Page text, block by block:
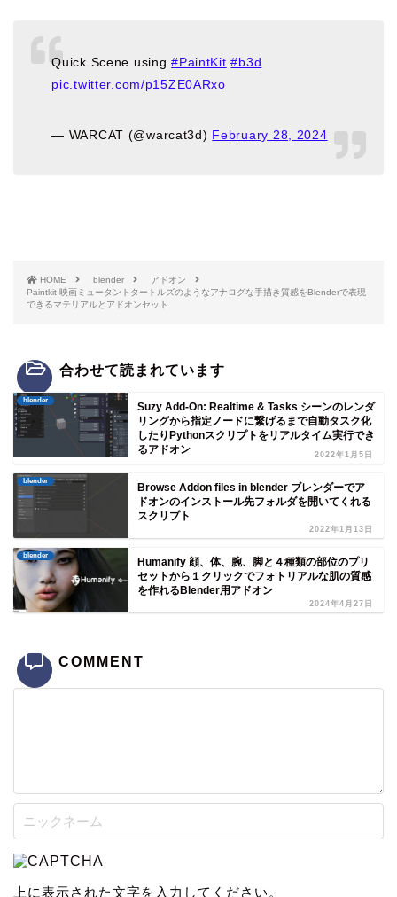
Quick Scene using#PaintKit #b3d
pic.twitter.com/p15ZE0ARxo
— WARCAT (@warcat3d) February 28, 2024
HOME blender
アドオン
Paintkit 映画ミュータントタートルズのようなアナログな手描き質感をBlenderで表現
できるマテリアルとアドオンセット
合わせて読まれています
blender
Suzy Add-On: Realtime & Tasks シーンのレンダ
リングから指定ノードに繋げるまで自動タスク化
したりPythonスクリプトをリアルタイム実行でき
るアドオン
2022年1月5日
blender
Browse Addon files in blender ブレンダーでア
ドオンのインストール先フォルダを開いてくれる
スクリプト
2022年1月13日
blender
Humanify 顔、体、腕、脚と４種類の部位のプリ
セットから１クリックでフォトリアルな肌の質感
を作れるBlender用アドオン
2024年4月27日
COMMENT
上に表示された文字を入力してください。